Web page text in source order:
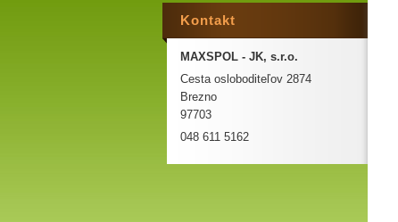
Kontakt
MAXSPOL - JK, s.r.o.
Cesta osloboditeľov 2874
Brezno
97703
048 611 5162